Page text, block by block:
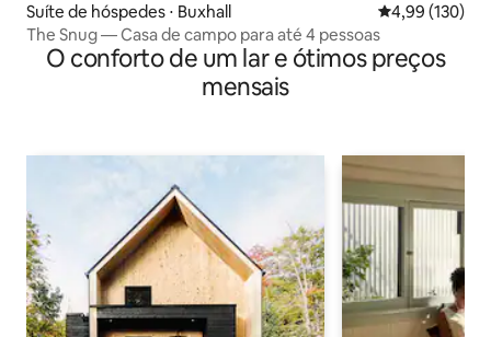
Suíte de hóspedes ⋅ Buxhall 4,99 de uma
4,99 (130)
The Snug — Casa de campo para até 4 pessoas
O conforto de um lar e ótimos preços
mensais